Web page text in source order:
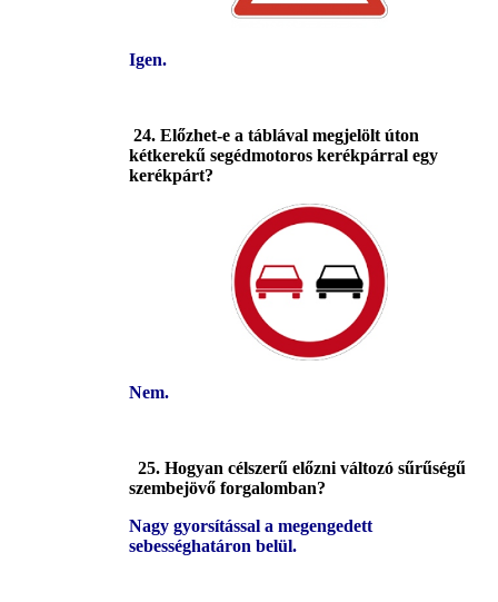
Igen.
24. Előzhet-e a táblával megjelölt úton
kétkerekű segédmotoros kerékpárral egy
kerékpárt?
Nem.
25. Hogyan célszerű előzni változó sűrűségű
szembejövő forgalomban?
Nagy gyorsítással a megengedett
sebességhatáron belül.